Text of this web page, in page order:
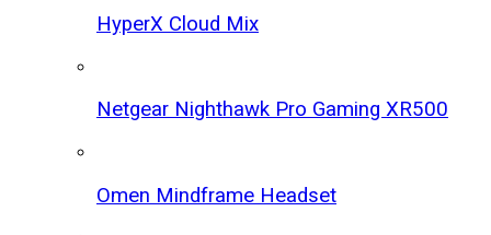
HyperX Cloud Mix
Netgear Nighthawk Pro Gaming XR500
Omen Mindframe Headset